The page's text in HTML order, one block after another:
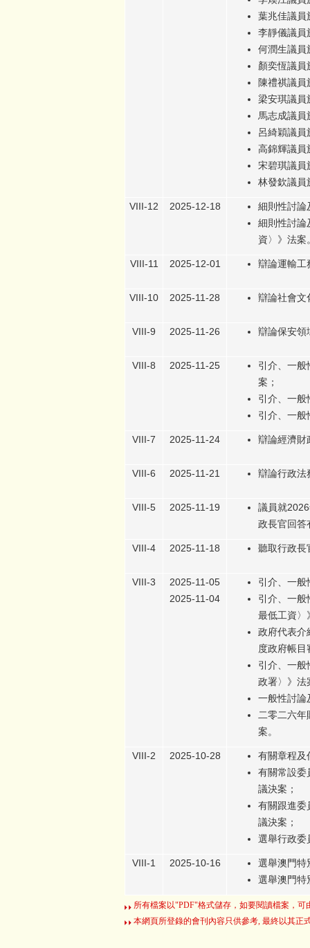
葉兆佳議員
李靜儀議員
何潤生議員
顏奕恆議
陳禮祺議
梁安琪議員
馬志成議
呂綺穎議
高錦輝議員
宋碧琪議員
林發欽議員
VIII-12 2025-12-18
細則性討論
細則性討論
資〉》法案
VIII-11 2025-12-01 辯論運輸工
VIII-10 2025-11-28 辯論社會文
VIII-9 2025-11-26 辯論保安領
VIII-8 2025-11-25
引介、一般
案；
引介、一般
引介、一般
VIII-7 2025-11-24 辯論經濟財
VIII-6 2025-11-21 辯論行政法
VIII-5 2025-11-19
議員就
政長官回答
VIII-4 2025-11-18 聽取行政長
VIII-3
2025-11-05
2025-11-04
引介、一般
引介、一般
最低工資〉
政府代表介
度政府帳
引介、一般
政署〉》法
一般性討論
二零二六
案。
VIII-2 2025-10-28
有關章程及
有關常設委
議決案；
有關跟進委
議決案；
選舉行政委
VIII-1 2025-10-16
選舉澳門特
選舉澳門特
所有檔案以"PDF"格式儲存，如要閱讀檔案，可
本網頁所登錄的會刊內容只供參考, 最終以其正